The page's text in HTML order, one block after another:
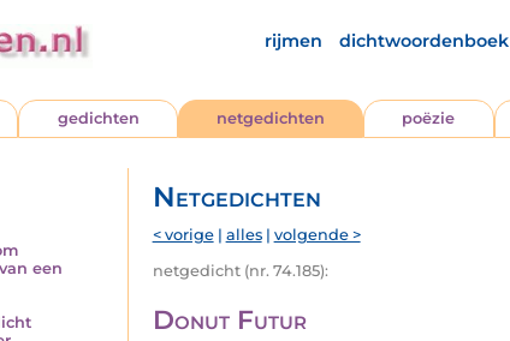
rijmen dichtwoordenboek
gedichten netgedichten poëzie
een
Netgedichten
< vorige| alles| volgende >
netgedicht (nr. 74.185):
Donut Futur